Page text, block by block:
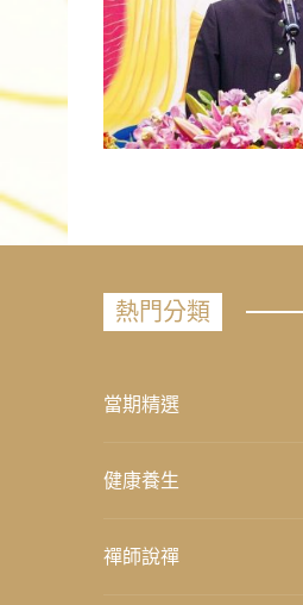
熱門分類
當期精選
健康養生
禪師說禪